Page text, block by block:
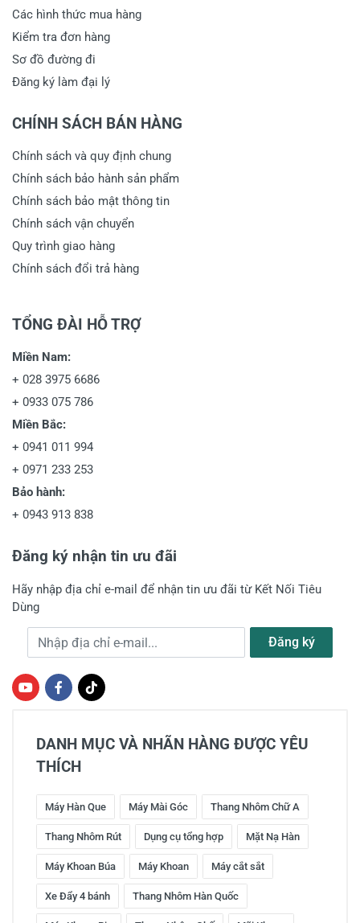
Các hình thức mua hàng
Kiểm tra đơn hàng
Sơ đồ đường đi
Đăng ký làm đại lý
CHÍNH SÁCH BÁN HÀNG
Chính sách và quy định chung
Chính sách bảo hành sản phẩm
Chính sách bảo mật thông tin
Chính sách vận chuyển
Quy trình giao hàng
Chính sách đổi trả hàng
TỔNG ĐÀI HỖ TRỢ
Miền Nam:
+ 028 3975 6686
+ 0933 075 786
Miền Bắc:
+ 0941 011 994
+ 0971 233 253
Bảo hành:
+ 0943 913 838
Đăng ký nhận tin ưu đãi
Hãy nhập địa chỉ e-mail để nhận tin ưu đãi từ Kết Nối Tiêu
Dùng
Địa chỉ e-mail Đăng ký
DANH MỤC VÀ NHÃN HÀNG ĐƯỢC YÊU
THÍCH
Máy Hàn Que Máy Mài Góc Thang Nhôm Chữ A
Thang Nhôm Rút Dụng cụ tổng hợp Mặt Nạ Hàn
Máy Khoan Búa Máy Khoan Máy cắt sắt
Xe Đẩy 4 bánh Thang Nhôm Hàn Quốc